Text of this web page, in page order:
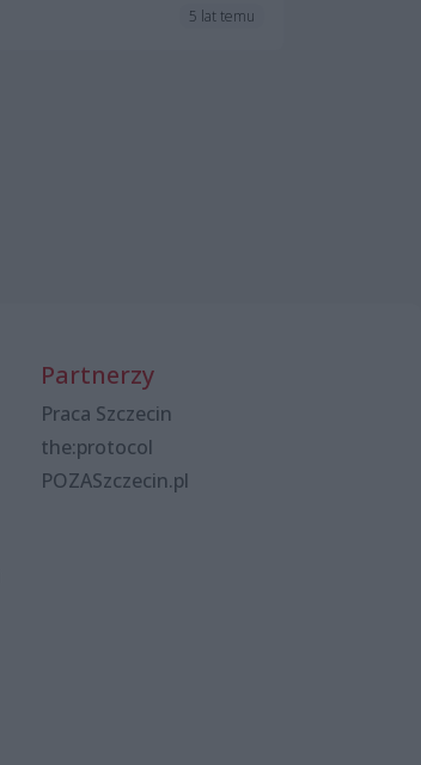
5 lat temu
Partnerzy
Praca Szczecin
the:protocol
POZASzczecin.pl